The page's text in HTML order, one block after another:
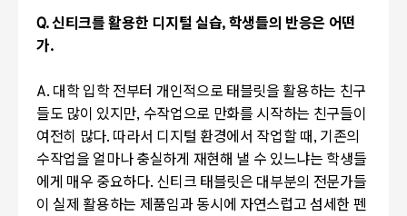
Q.신티크를 활용한 디지털 실습, 학생들의 반응은 어떤
가.
A. 대학 입학 전부터 개인적으로 태블릿을 활용하는 친구
들도 많이 있지만, 수작업으로 만화를 시작하는 친구들이
여전히 많다. 따라서 디지털 환경에서 작업할 때, 기존의
수작업을 얼마나 충실하게 재현해 낼 수 있느냐는 학생들
에게 매우 중요하다. 신티크 태블릿은 대부분의 전문가들
이 실제 활용하는 제품임과 동시에 자연스럽고 섬세한 펜